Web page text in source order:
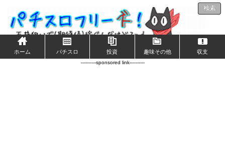
検索
ホーム パチスロ 投資 趣味その他 収支
----------sponsored link----------